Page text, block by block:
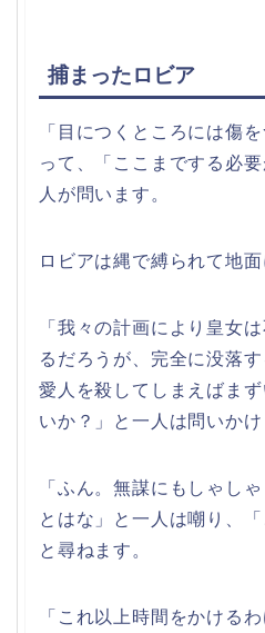
捕まったロビア
「目につくところには傷
って、「ここまでする必
人が問います。
ロビアは縄で縛られて地面
「我々の計画により皇女
るだろうが、完全に没落
愛人を殺してしまえばま
いか？」と一人は問いかけ
「ふん。無謀にもしゃし
とはな」と一人は嘲り、
と尋ねます。
「これ以上時間をかける